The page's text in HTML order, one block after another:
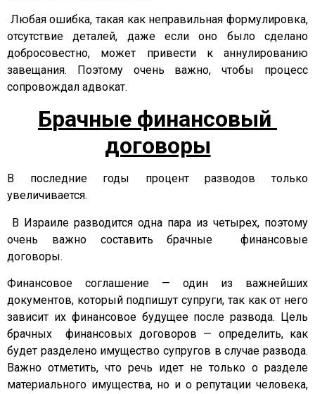
Любая ошибка, такая как неправильная формулировка,
отсутствие деталей, даже если оно было сделано
добросовестно, может привести к аннулированию
завещания. Поэтому очень важно, чтобы процесс
сопровождал адвокат.
Брачные финансовый
договоры
В последние годы процент разводов только
увеличивается.
В Израиле разводится одна пара из четырех, поэтому
очень важно составить брачные финансовые
договоры.
Финансовое соглашение — один из важнейших
документов, который подпишут супруги, так как от него
зависит их финансовое будущее после развода. Цель
брачных финансовых договоров — определить, как
будет разделено имущество супругов в случае развода.
Важно отметить, что речь идет не только о разделе
материального имущества, но и о репутации человека,